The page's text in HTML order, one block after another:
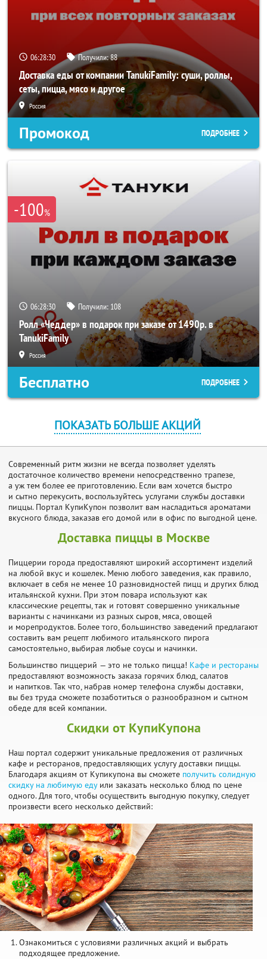
06:28:30 Получили:88
Доставка еды от компании TanukiFamily: суши, роллы,
сеты, пицца, мясо и другое
Россия
Промокод ПОДРОБНЕЕ
-100%
06:28:30 Получили: 108
Ролл «Чеддер» в подарок при заказе от 1490р. в
TanukiFamily
Россия
Бесплатно ПОДРОБНЕЕ
ПОКАЗАТЬ БОЛЬШЕ АКЦИЙ
Современный ритм жизни не всегда позволяет уделять
достаточное количество времени непосредственно трапезе,
а уж тем более ее приготовлению. Если вам хочется быстро
и сытно перекусить, воспользуйтесь услугами службы доставки
пиццы. Портал КупиКупон позволит вам насладиться ароматами
вкусного блюда, заказав его домой или в офис по выгодной цене.
Доставка пиццы в Москве
Пиццерии города предоставляют широкий ассортимент изделий
на любой вкус и кошелек. Меню любого заведения, как правило,
включает в себя не менее 10 разновидностей пицц и других блюд
итальянской кухни. При этом повара используют как
классические рецепты, так и готовят совершенно уникальные
варианты с начинками из разных сыров, мяса, овощей
и морепродуктов. Более того, большинство заведений предлагают
составить вам рецепт любимого итальянского пирога
самостоятельно, выбирая любые соусы и начинки.
Большинство пиццерий — это не только пицца! Кафе и рестораны
предоставляют возможность заказа горячих блюд, салатов
и напитков. Так что, набрав номер телефона службы доставки,
вы без труда сможете позаботиться о разнообразном и сытном
обеде для всей компании.
Скидки от КупиКупона
Наш портал содержит уникальные предложения от различных
кафе и ресторанов, предоставляющих услугу доставки пиццы.
Благодаря акциям от Купикупона вы сможете получить солидную
скидку на любимую едуили заказать несколько блюд по цене
одного. Для того, чтобы осуществить выгодную покупку, следует
произвести всего несколько действий:
Ознакомиться с условиями различных акций и выбрать
подходящее предложение.